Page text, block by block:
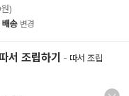
)
배송 변경
서 조립하기 - 따서 조립